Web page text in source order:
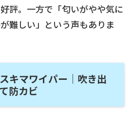
評。一方で「匂いがやや気に
難しい」という声もありま
キマワイパー｜吹き出
防カビ